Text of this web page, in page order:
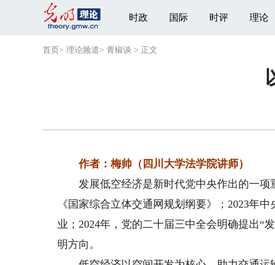
时政 国际 时评 理论
首页 > 理论频道> 青椒谈 > 正文
作者：梅帅（四川大学法学院讲师）
发展低空经济是新时代党中央作出的一项
《国家综合立体交通网规划纲要》；2023年
业；2024年，党的二十届三中全会明确提出“
明方向。